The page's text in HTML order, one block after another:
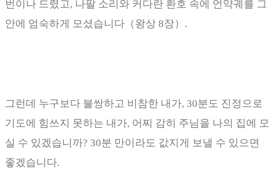
번이나 드렸고, 나팔 소리와 커다란 환호 속에 언약궤를 그
안에 엄숙하게 모셨습니다 （ 왕상 8장） .
그런데 누구보다 불쌍하고 비참한 내가, 30분도 진정으로
기도에 힘쓰지 못하는 내가, 어찌 감히 주님을 나의 집에 모
실 수 있겠습니까? 30분 만이라도 값지게 보낼 수 있으면
좋겠습니다.